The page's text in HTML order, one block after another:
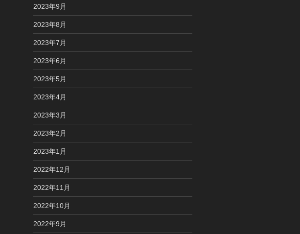
2023年9月
2023年8月
2023年7月
2023年6月
2023年5月
2023年4月
2023年3月
2023年2月
2023年1月
2022年12月
2022年11月
2022年10月
2022年9月